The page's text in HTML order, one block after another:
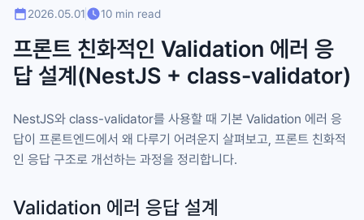
2026.05.01 10 min read
프론트 친화적인 Validation 에러 응
답 설계(NestJS + class-validator)
NestJS와 class-validator를 사용할 때 기본 Validation 에러 응
답이 프론트엔드에서 왜 다루기 어려운지 살펴보고, 프론트 친화적
인 응답 구조로 개선하는 과정을 정리합니다.
Validation 에러 응답 설계